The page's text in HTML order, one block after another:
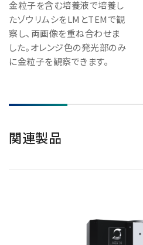
金粒子を含む培養液で培養し
たゾウリムシをLMとTEMで観
察し、両画像を重ね合わせま
した。オレンジ色の発光部のみ
に金粒子を観察できます。
関連製品